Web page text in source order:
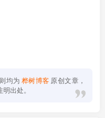
均为 桦树博客 原创文章，
出处。